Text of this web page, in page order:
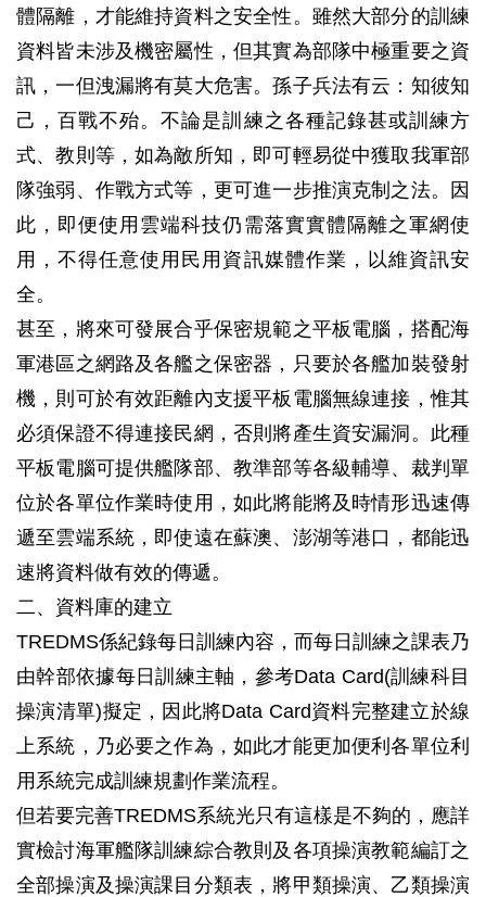
體隔離，才能維持資料之安全性。雖然大部分的訓練
資料皆未涉及機密屬性，但其實為部隊中極重要之資
訊，一但洩漏將有莫大危害。孫子兵法有云：知彼知
己，百戰不殆。不論是訓練之各種記錄甚或訓練方
式、教則等，如為敵所知，即可輕易從中獲取我軍部
隊強弱、作戰方式等，更可進一步推演克制之法。因
此，即便使用雲端科技仍需落實實體隔離之軍網使
用，不得任意使用民用資訊媒體作業，以維資訊安
全。
甚至，將來可發展合乎保密規範之平板電腦，搭配海
軍港區之網路及各艦之保密器，只要於各艦加裝發射
機，則可於有效距離內支援平板電腦無線連接，惟其
必須保證不得連接民網，否則將產生資安漏洞。此種
平板電腦可提供艦隊部、教準部等各級輔導、裁判單
位於各單位作業時使用，如此將能將及時情形迅速傳
遞至雲端系統，即使遠在蘇澳、澎湖等港口，都能迅
速將資料做有效的傳遞。
二、資料庫的建立
TREDMS係紀錄每日訓練內容，而每日訓練之課表乃
由幹部依據每日訓練主軸，參考Data Card(訓練科目
操演清單)擬定，因此將Data Card資料完整建立於線
上系統，乃必要之作為，如此才能更加便利各單位利
用系統完成訓練規劃作業流程。
但若要完善TREDMS系統光只有這樣是不夠的，應詳
實檢討海軍艦隊訓練綜合教則及各項操演教範編訂之
全部操演及操演課目分類表，將甲類操演、乙類操演